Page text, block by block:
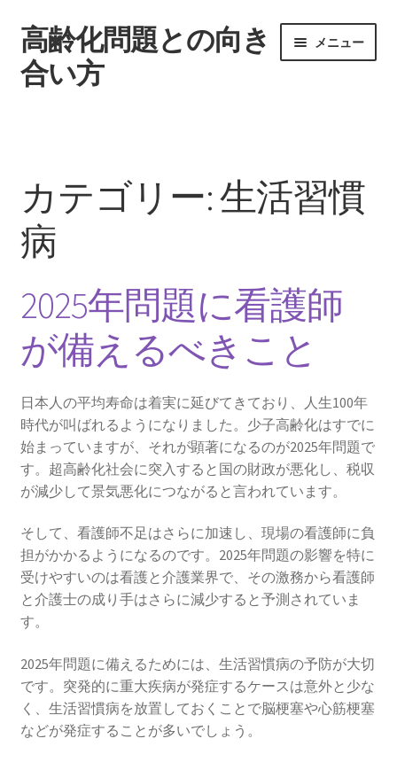
ナ
ビ
ゲ
へ
ス
キ
ッ
コ
ン
テ
キ
ッ
プ
高齢化問題との向き
合い方
メニュー
2025年問題に看護師が備えるべきこと
求められている2025年問題への対処法とは
潜在看護師の復職支援による2025年への対策
カテゴリー:生活習慣
病
2025年問題に看護師
が備えるべきこと
日本人の平均寿命は着実に延びてきており、人生100年
時代が叫ばれるようになりました。少子高齢化はすでに
始まっていますが、それが顕著になるのが2025年問題で
す。超高齢化社会に突入すると国の財政が悪化し、税収
が減少して景気悪化につながると言われています。
そして、看護師不足はさらに加速し、現場の看護師に負
担がかかるようになるのです。2025年問題の影響を特に
受けやすいのは看護と介護業界で、その激務から看護師
と介護士の成り手はさらに減少すると予測されていま
す。
2025年問題に備えるためには、生活習慣病の予防が大切
です。突発的に重大疾病が発症するケースは意外と少な
く、生活習慣病を放置しておくことで脳梗塞や心筋梗塞
などが発症することが多いでしょう。